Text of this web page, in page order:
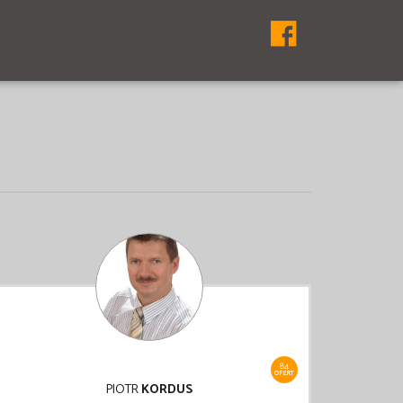
84
OFERT
PIOTRKORDUS